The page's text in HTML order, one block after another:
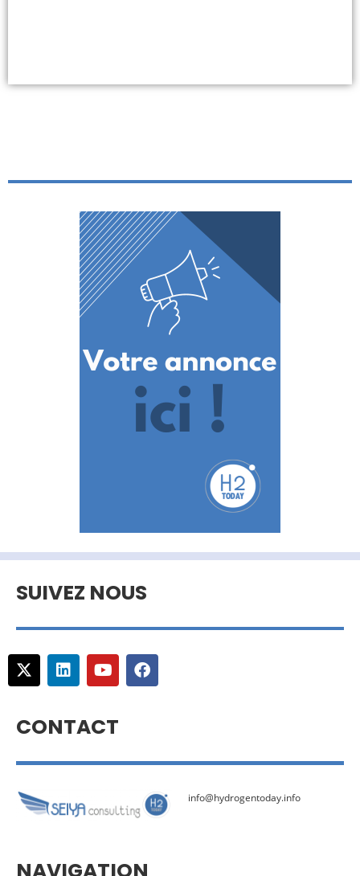
SUIVEZ NOUS
CONTACT
info@hydrogentoday.info